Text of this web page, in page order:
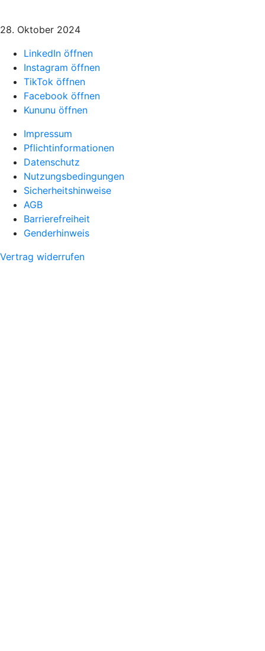
28. Oktober 2024
LinkedIn öffnen
Instagram öffnen
TikTok öffnen
Facebook öffnen
Kununu öffnen
Impressum
Pflichtinformationen
Datenschutz
Nutzungsbedingungen
Sicherheitshinweise
AGB
Barrierefreiheit
Genderhinweis
Vertrag widerrufen